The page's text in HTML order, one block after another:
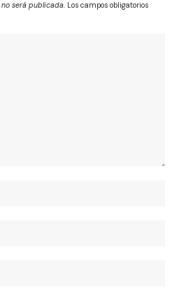
será publicada. Los campos obligatorios